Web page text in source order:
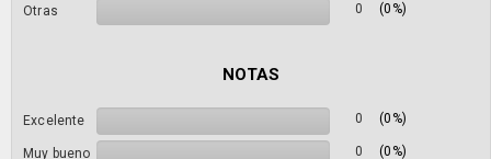
Otras 0 (0%)
NOTAS
Excelente 0 (0%)
Muy bueno 0 (0%)